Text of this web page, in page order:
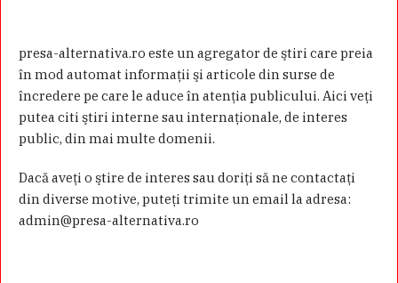
presa-alternativa.ro este un agregator de ştiri care preia
în mod automat informaţii şi articole din surse de
încredere pe care le aduce în atenţia publicului. Aici veţi
putea citi ştiri interne sau internaţionale, de interes
public, din mai multe domenii.
Dacă aveţi o ştire de interes sau doriţi să ne contactaţi
din diverse motive, puteţi trimite un email la adresa:
admin@presa-alternativa.ro